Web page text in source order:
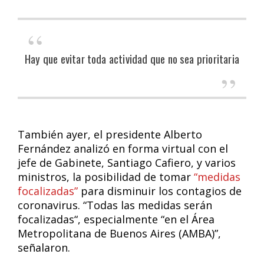
Hay que evitar toda actividad que no sea prioritaria
También ayer, el presidente Alberto
Fernández analizó en forma virtual con el
jefe de Gabinete, Santiago Cafiero, y varios
ministros, la posibilidad de tomar “medidas
focalizadas” para disminuir los contagios de
coronavirus. “Todas las medidas serán
focalizadas“, especialmente “en el Área
Metropolitana de Buenos Aires (AMBA)”,
señalaron.